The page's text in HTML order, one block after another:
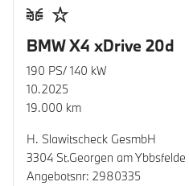
BMW X4 xDrive 20d
190 PS/ 140 kW
10.2025
19.000 km
H. Slawitscheck GesmbH
3304 St.Georgen am Ybbsfelde
Angebotsnr: 2980335